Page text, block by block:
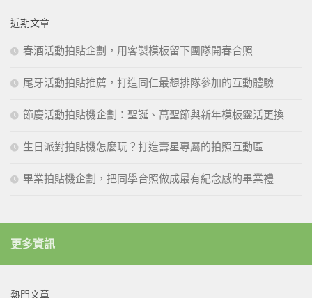
近期文章
春酒活動拍貼企劃，用客製模板留下團隊開春合照
尾牙活動拍貼推薦，打造同仁最想排隊參加的互動體驗
節慶活動拍貼機企劃：聖誕、萬聖節與新年模板靈活更換
生日派對拍貼機怎麼玩？打造壽星專屬的拍照互動區
畢業拍貼機企劃，把同學合照做成最有紀念感的畢業禮
更多資訊
熱門文章